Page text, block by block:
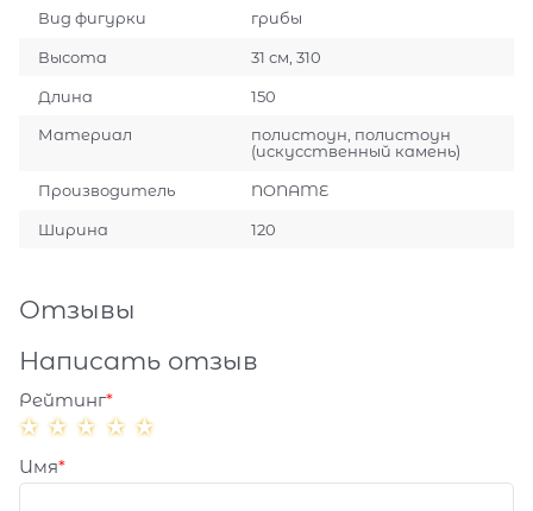
Вид фигурки грибы
Высота 31 см, 310
Длина 150
Материал
полистоун, полистоун
(искусственный камень)
Производитель NONAME
Ширина 120
Отзывы
Написать отзыв
Рейтинг
Имя